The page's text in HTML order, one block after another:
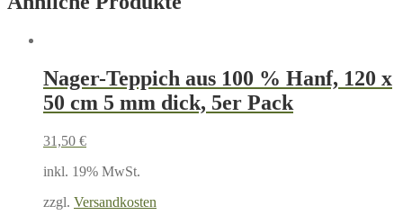
Nager-Teppich aus 100 % Hanf, 120 x
50 cm 5 mm dick, 5er Pack
31,50 €
inkl. 19% MwSt.
zzgl. Versandkosten